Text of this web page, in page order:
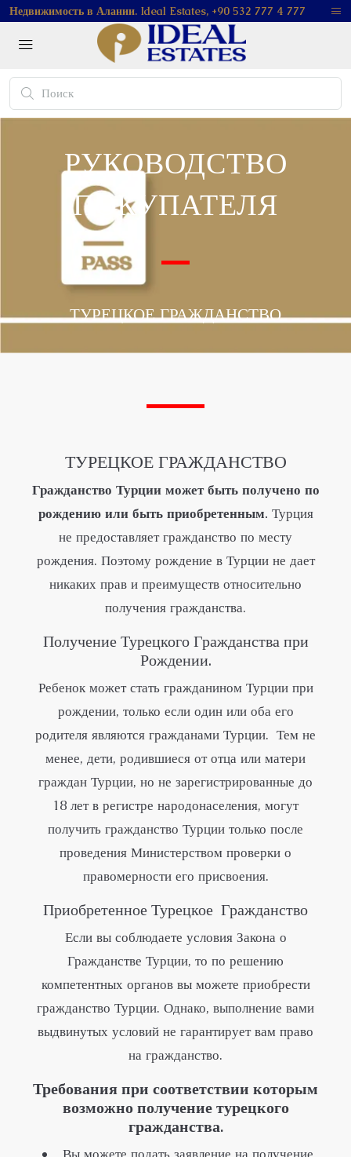
Недвижимость в Алании. Ideal Estates, +90 532 777 4 777
РУКОВОДСТВО
ПОКУПАТЕЛЯ
ТУРЕЦКОЕ ГРАЖДАНСТВО
ТУРЕЦКОЕ ГРАЖДАНСТВО
Гражданство Турции может быть получено по
рождению или быть приобретенным. Турция
не предоставляет гражданство по месту
рождения. Поэтому рождение в Турции не дает
никаких прав и преимуществ относительно
получения гражданства.
Получение Турецкого Гражданства при
Рождении.
Ребенок может стать гражданином Турции при
рождении, только если один или оба его
родителя являются гражданами Турции. Тем не
менее, дети, родившиеся от отца или матери
граждан Турции, но не зарегистрированные до
18 лет в регистре народонаселения, могут
получить гражданство Турции только после
проведения Министерством проверки о
правомерности его присвоения.
Приобретенное Турецкое Гражданство
Если вы соблюдаете условия Закона о
Гражданстве Турции, то по решению
компетентных органов вы можете приобрести
гражданство Турции. Однако, выполнение вами
выдвинутых условий не гарантирует вам право
на гражданство.
Требования при соответствии которым
возможно получение турецкого
гражданства.